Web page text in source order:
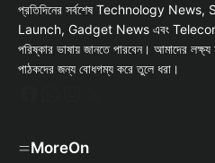
প্রতিদিনের সর্বশেষ Technology
Launch, Gadget News এবং Telecom
পরিষ্কার ভাষায় জানতে পারবেন। আমাদের
পাঠকদের জন্য বোধগম্য করে তুলে ধরা।
MoreOn